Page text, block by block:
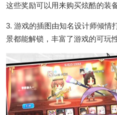
这些奖励可以用来购买炫酷的装
3. 游戏的插图由知名设计师倾情
景都能解锁，丰富了游戏的可玩性